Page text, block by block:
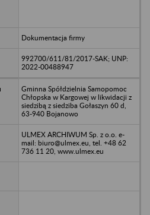
Dokumentacja firmy
992700/611/81/2017-SAK; UNP:
2022-00488947
Gminna Spółdzielnia Samopomoc
Chłopska w Kargowej w likwidacji z
siedzibą z siedziba Gołaszyn 60 d,
63-940 Bojanowo
ULMEX ARCHIWUM Sp. z o.o. e-
mail: biuro@ulmex.eu, tel. +48 62
736 11 20, www.ulmex.eu